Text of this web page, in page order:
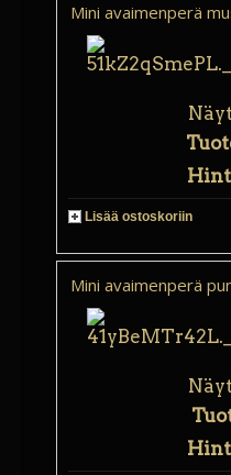
Mini avaimenperä
Lisää ostoskoriin
Mini avaimenperä